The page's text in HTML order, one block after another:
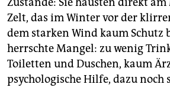
Zelt, das im Winter vor der
dem starken Wind kaum Schutz
herrschte Mangel: zu wenig
Toiletten und Duschen, kaum
psychologische Hilfe, dazu noch